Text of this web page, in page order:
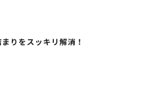
りをスッキリ解消！